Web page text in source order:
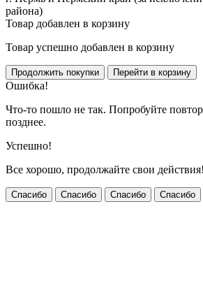
района)
Товар добавлен в корзину
Товар успешно добавлен в корзину
Ошибка!
Что-то пошло не так. Попробуйте
позднее.
Успешно!
Все хорошо, продолжайте свои действия!
Спасибо Спасибо Спасибо Спасибо